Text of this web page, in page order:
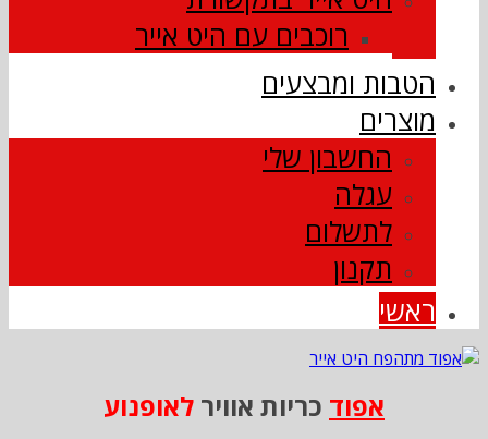
רוכבים עם היט אייר
הטבות ומבצעים
מוצרים
החשבון שלי
עגלה
לתשלום
תקנון
ראשי
אפוד כריות אוויר לאופנוע